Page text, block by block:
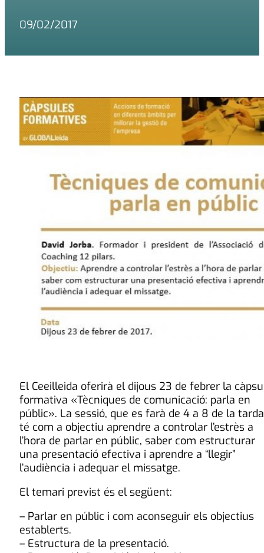
09/02/2017
El Ceeilleida oferirà el dijous 23 de febrer la
formativa «Tècniques de comunicació: parla en
públic». La sessió, que es farà de 4 a 8 de la
té com a objectiu aprendre a controlar l’estrès a
l’hora de parlar en públic, saber com estructurar
una presentació efectiva i aprendre a “llegir”
l’audiència i adequar el missatge.
El temari previst és el següent:
– Parlar en públic i com aconseguir els objectius
establerts.
– Estructura de la presentació.